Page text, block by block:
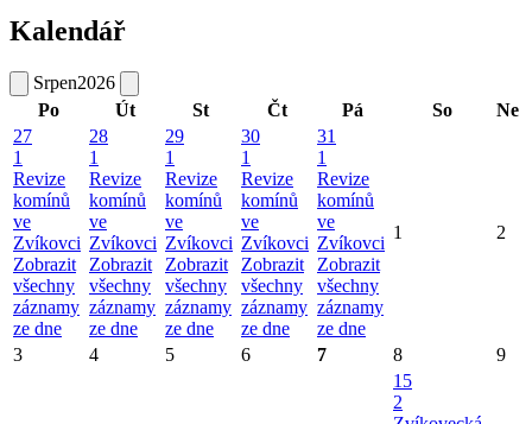
Kalendář
Srpen2026
Po
Út St Čt Pá So
Ne
27
1
Revize
komínů
ve
Zvíkovci
Zobrazit
všechny
záznamy
ze dne
28
1
Revize
komínů
ve
Zvíkovci
Zobrazit
všechny
záznamy
ze dne
29
1
Revize
komínů
ve
Zvíkovci
Zobrazit
všechny
záznamy
ze dne
30
1
Revize
komínů
ve
Zvíkovci
Zobrazit
všechny
záznamy
ze dne
31
1
Revize
komínů
ve
Zvíkovci
Zobrazit
všechny
záznamy
ze dne
1 2
3 4 5 6 7 8 9
15
2